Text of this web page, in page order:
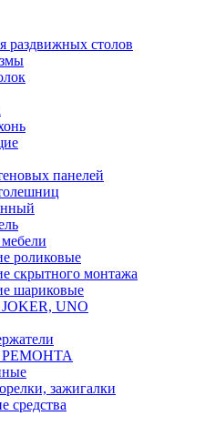
раздвижных столов
панелей
роликовые
скрытного монтажа
шариковые
JOKER, UNO
зажигалки
средства